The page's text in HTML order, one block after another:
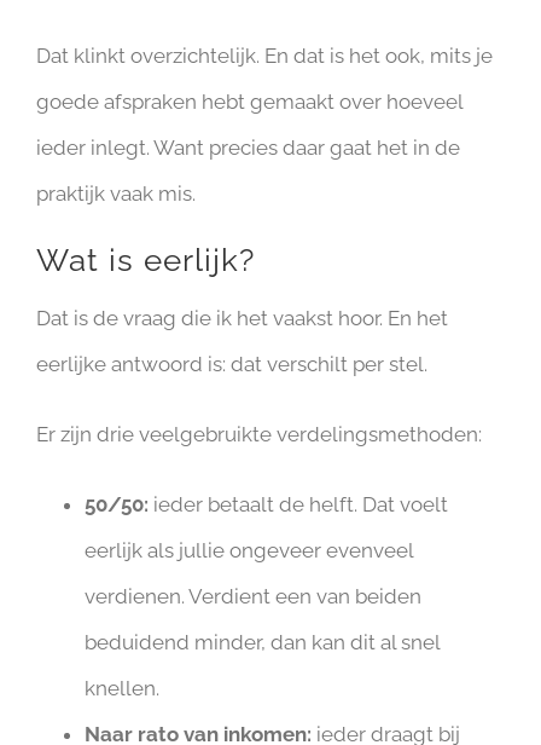
Dat klinkt overzichtelijk. En dat is het ook, mits je
goede afspraken hebt gemaakt over hoeveel
ieder inlegt. Want precies daar gaat het in de
praktijk vaak mis.
Wat is eerlijk?
Dat is de vraag die ik het vaakst hoor. En het
eerlijke antwoord is: dat verschilt per stel.
Er zijn drie veelgebruikte verdelingsmethoden:
50/50: ieder betaalt de helft. Dat voelt
eerlijk als jullie ongeveer evenveel
verdienen. Verdient een van beiden
beduidend minder, dan kan dit al snel
knellen.
Naar rato van inkomen: ieder draagt bij